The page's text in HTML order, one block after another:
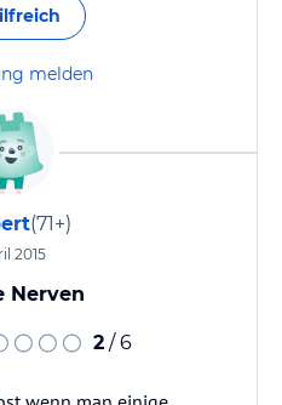
melden
(71+)
2015
Nerven
2 / 6